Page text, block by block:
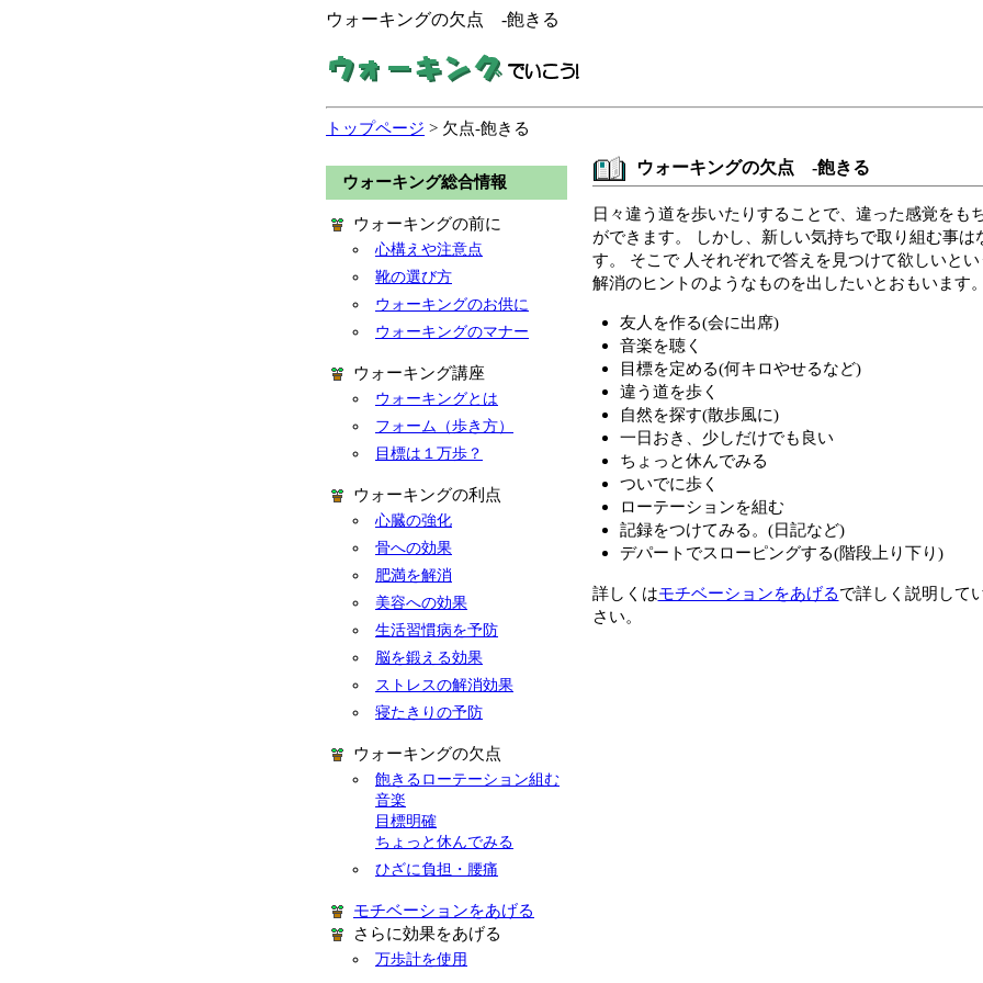
ウォーキングの欠点 -飽きる
トップページ > 欠点-飽きる
ウォーキング総合情報
ウォーキングの前に
心構えや注意点
靴の選び方
ウォーキングのお供に
ウォーキングのマナー
ウォーキング講座
ウォーキングとは
フォーム（歩き方）
目標は１万歩？
ウォーキングの利点
心臓の強化
骨への効果
肥満を解消
美容への効果
生活習慣病を予防
脳を鍛える効果
ストレスの解消効果
寝たきりの予防
ウォーキングの欠点
飽きるローテーション組む
音楽
目標明確
ちょっと休んでみる
ひざに負担・腰痛
モチベーションをあげる
さらに効果をあげる
万歩計を使用
ウォーキングの欠点 -飽きる
日々違う道を歩いたりすることで、違った感覚をも
ができます。 しかし、新しい気持ちで取り組む事は
す。 そこで 人それぞれで答えを見つけて欲しいと
解消のヒントのようなものを出したいとおもいます。
友人を作る(会に出席)
音楽を聴く
目標を定める(何キロやせるなど)
違う道を歩く
自然を探す(散歩風に)
一日おき、少しだけでも良い
ちょっと休んでみる
ついでに歩く
ローテーションを組む
記録をつけてみる。(日記など)
デパートでスローピングする(階段上り下り)
詳しくはモチベーションをあげるで詳しく説明して
さい。